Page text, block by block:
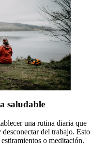
saludable
una rutina diaria que
del trabajo. Esto
o meditación.